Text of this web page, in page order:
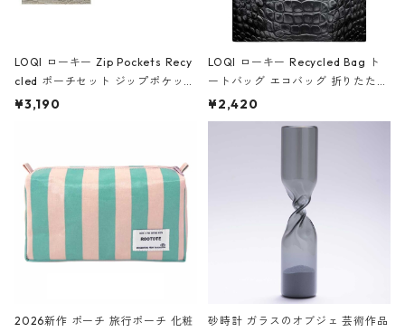
LOQI ローキー Zip Pockets Recy
cled ポーチセット ジップポケット
ファスナーポーチ 撥水加工 トラベ
ーガンディー、オフホワイト
¥3,190
LOQI ローキー Recycled Bag ト
ートバッグ エコバッグ 折りたたみ
大きめ 撥水加工 収納ポーチ CRO
CODILE/Black クロコダイル/ブラ
¥2,420
2026新作 ポーチ 旅行ポーチ 化粧
砂時計 ガラスのオブジェ 芸術作品